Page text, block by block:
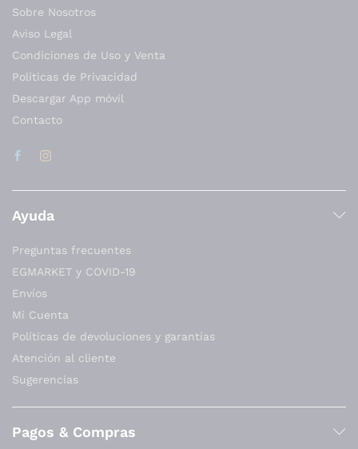
Sobre Nosotros
Aviso Legal
Condiciones de Uso y Venta
Políticas de Privacidad
Descargar App móvil
Contacto
Ayuda
Preguntas frecuentes
EGMARKET y COVID-19
Envíos
Mi Cuenta
Políticas de devoluciones y garantías
Atención al cliente
Sugerencias
Pagos & Compras